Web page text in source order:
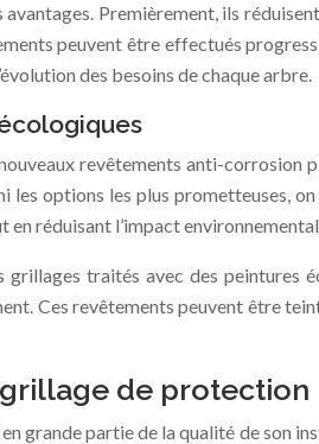
Premièrement, ils
peuvent être effectués
des besoins de chaque arbre.
revêtements anti-
les options les plus prometteuses,
réduisant l’impact
traités avec des peintures
Ces revêtements peuvent être
de protection
grande partie de la qualité de son